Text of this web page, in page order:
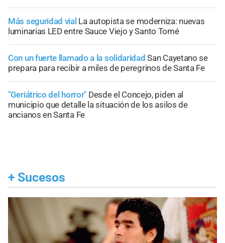
Más seguridad vial La autopista se moderniza: nuevas
luminarias LED entre Sauce Viejo y Santo Tomé
Con un fuerte llamado a la solidaridad San Cayetano se
prepara para recibir a miles de peregrinos de Santa Fe
"Geriátrico del horror" Desde el Concejo, piden al
municipio que detalle la situación de los asilos de
ancianos en Santa Fe
+ Sucesos